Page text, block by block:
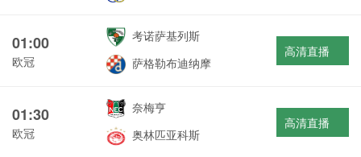
01:00
欧冠
考诺萨基列斯
萨格勒布迪纳摩
高清直播
01:30
欧冠
奈梅亨
奥林匹亚科斯
高清直播